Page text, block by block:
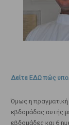
Δείτε ΕΔΩ πώς
Όμως η πραγματική
εβδομάδας αυτής
εβδομάδες και 6